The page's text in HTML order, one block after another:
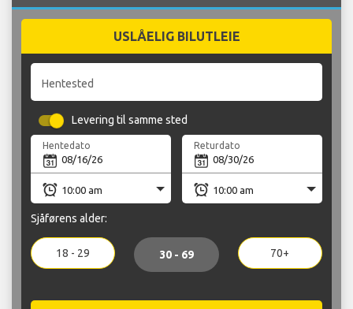
USLÅELIG BILUTLEIE
Hentested
Levering til samme sted
Hentedato Returdato
Sjåførens alder:
18 - 29 30 - 69 70+